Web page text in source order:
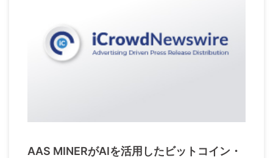
AAS MINERがAIを活用したビットコイン・